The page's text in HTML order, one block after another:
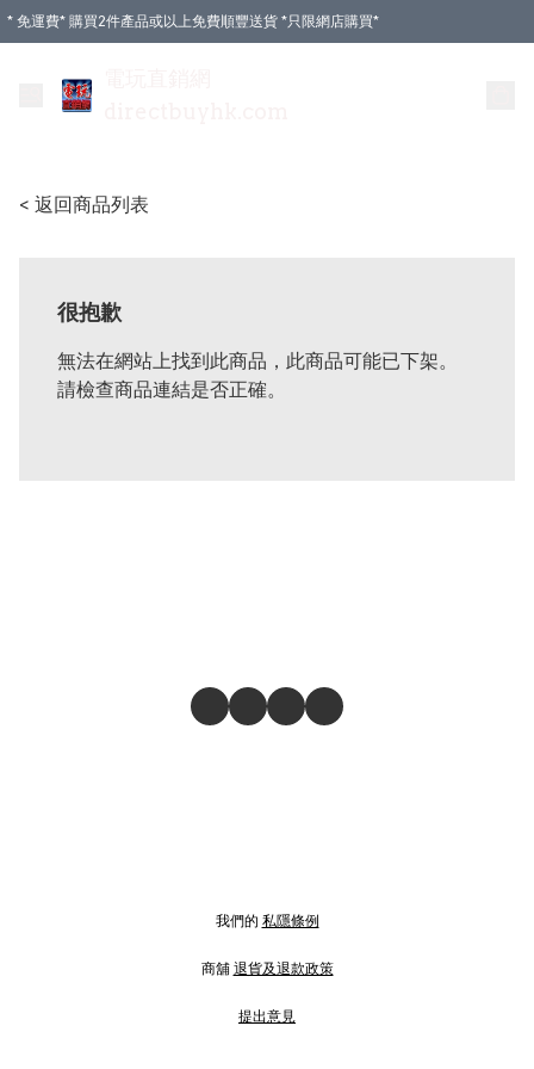
* 免運費* 購買2件產品或以上免費順豐送貨 *只限網店購買*
< 返回商品列表
很抱歉
無法在網站上找到此商品，此商品可能已下架。
請檢查商品連結是否正確。
我們的 私隱條例
商舖 退貨及退款政策
提出意見